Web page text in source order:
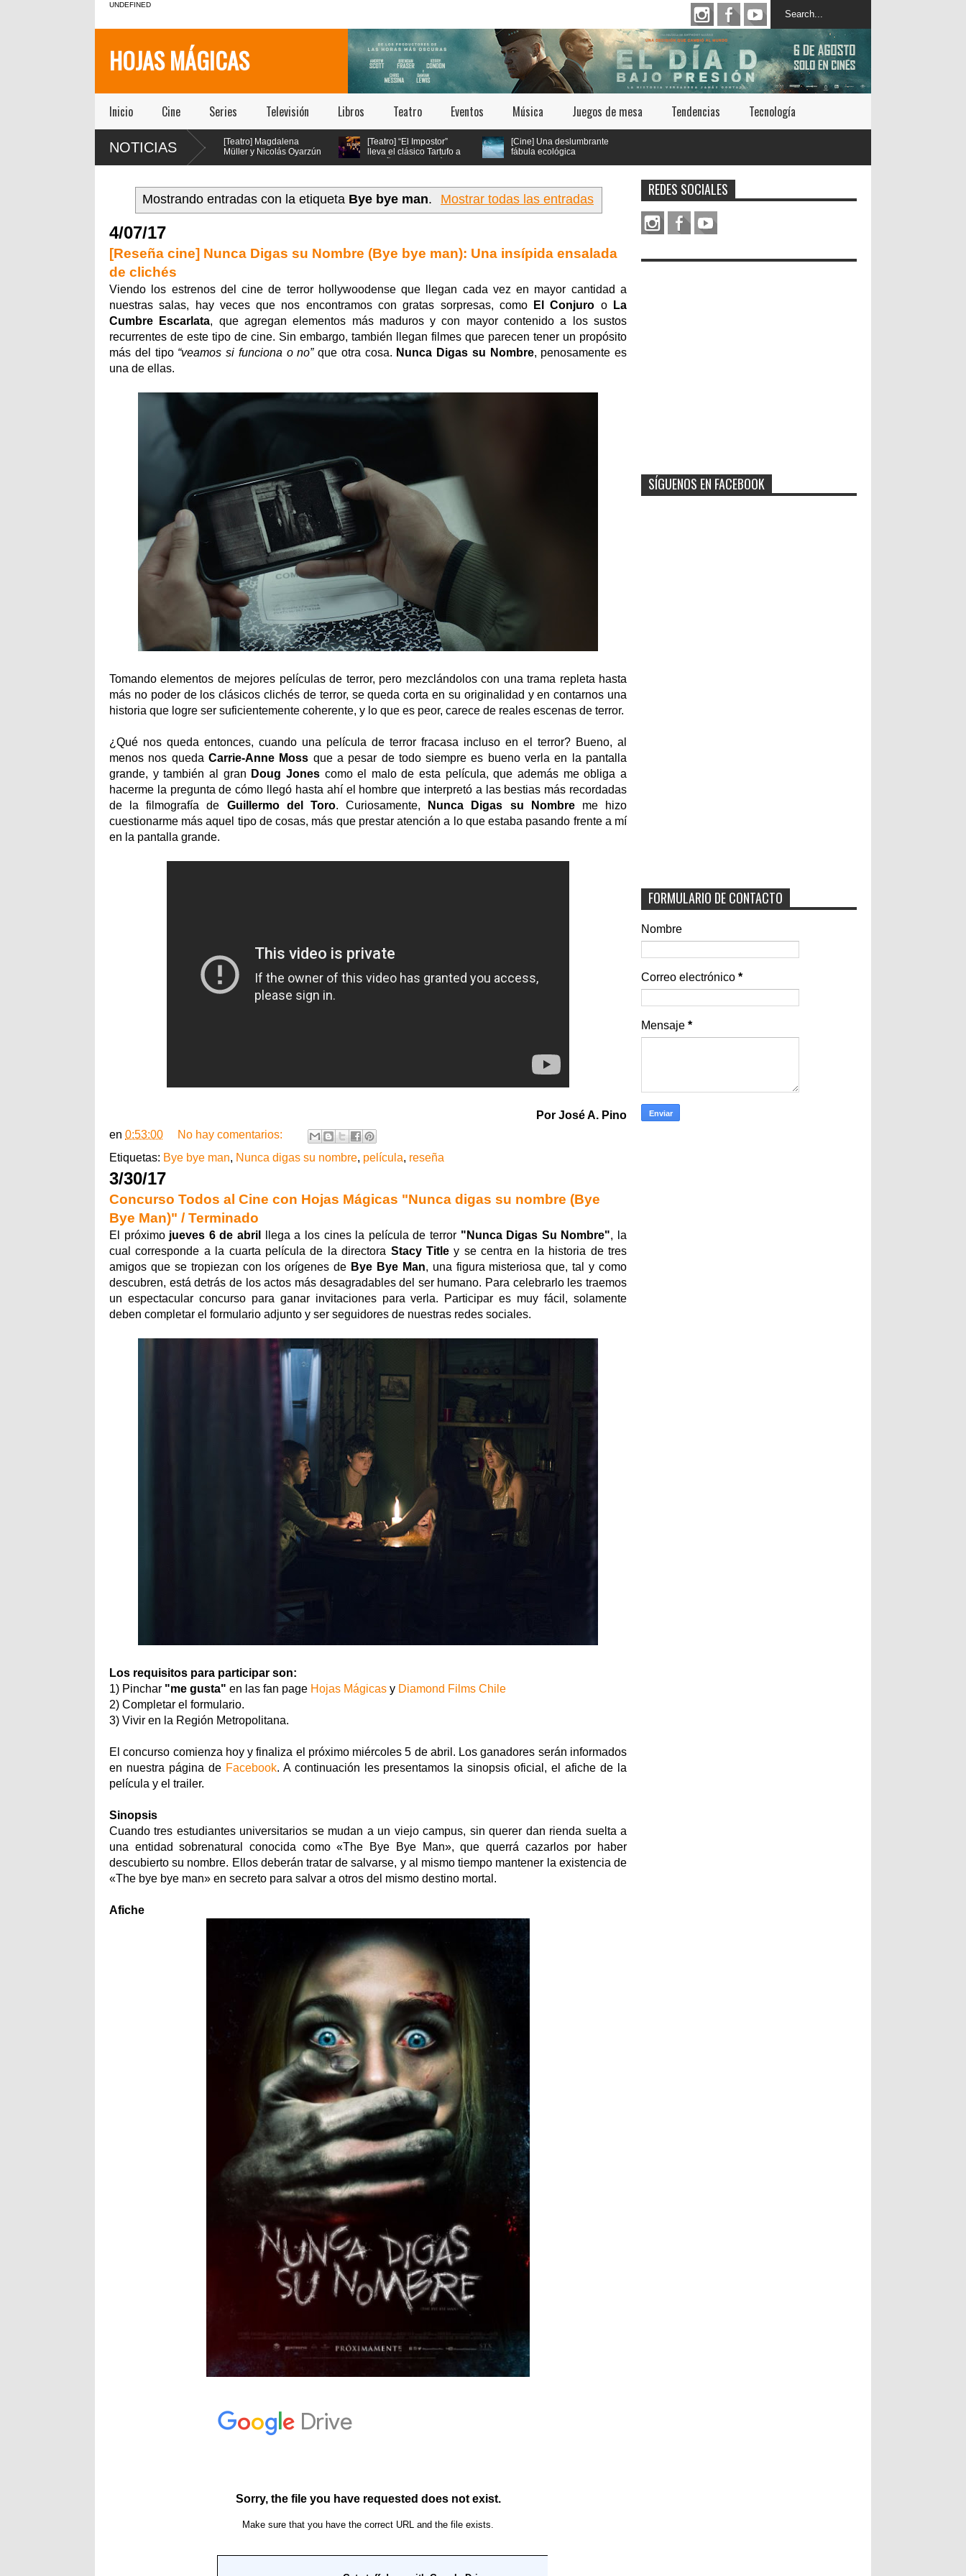
UNDEFINED
HOJAS MÁGICAS
Inicio Cine Series Televisión Libros Teatro Eventos Música Juegos de mesa Tendencias Tecnología
NOTICIAS
[Teatro] María Gracia
Omegna protagoniza
[Teatro] Magdalena
Müller y Nicolás Oyarzún
protagonizan el regreso
[Teatro] “El Impostor”
lleva el clásico Tartufo a
[Cine] Una deslumbrante
fábula ecológica
Mostrando entradas con la etiqueta Bye bye man. Mostrar todas las entradas
4/07/17
[Reseña cine] Nunca Digas su Nombre (Bye bye man): Una insípida ensalada
de clichés
Viendo los estrenos del cine de terror hollywoodense que llegan cada vez en mayor cantidad a
nuestras salas, hay veces que nos encontramos con gratas sorpresas, como
El Conjuro o
La
Cumbre Escarlata, que agregan elementos más maduros y con mayor contenido a los sustos
recurrentes de este tipo de cine. Sin embargo, también llegan filmes que parecen tener un propósito
más del tipo “veamos si funciona o no”que otra cosa. Nunca Digas su Nombre, penosamente es
una de ellas.
Tomando elementos de mejores películas de terror, pero mezclándolos con una trama repleta hasta
más no poder de los clásicos clichés de terror, se queda corta en su originalidad y en contarnos una
historia que logre ser suficientemente coherente, y lo que es peor, carece de reales escenas de terror.
¿Qué nos queda entonces, cuando una película de terror fracasa incluso en el terror? Bueno, al
menos nos queda Carrie-Anne Moss que a pesar de todo siempre es bueno verla en la pantalla
grande, y también al gran Doug Jonescomo el malo de esta película, que además me obliga a
hacerme la pregunta de cómo llegó hasta ahí el hombre que interpretó a las bestias más recordadas
de la filmografía de Guillermo del Toro. Curiosamente, Nunca Digas su Nombreme hizo
cuestionarme más aquel tipo de cosas, más que prestar atención a lo que estaba pasando frente a mí
en la pantalla grande.
Por José A. Pino
en 0:53:00
No hay comentarios:
Etiquetas: Bye bye man, Nunca digas su nombre, película, reseña
3/30/17
Concurso Todos al Cine con Hojas Mágicas "Nunca digas su nombre (Bye
Bye Man)" / Terminado
El próximo jueves 6 de abril llega a los cines la película de terror "Nunca Digas Su Nombre", la
cual corresponde a la cuarta película de la directora Stacy Titley se centra en la historia de tres
amigos que se tropiezan con los orígenes de Bye Bye Man, una figura misteriosa que, tal y como
descubren, está detrás de los actos más desagradables del ser humano. Para celebrarlo les traemos
un espectacular concurso para ganar invitaciones para verla. Participar es muy fácil, solamente
deben completar el formulario adjunto y ser seguidores de nuestras redes sociales.
Los requisitos para participar son:
1) Pinchar "me gusta" en las fan page Hojas Mágicas y Diamond Films Chile
2) Completar el formulario.
3) Vivir en la Región Metropolitana.
El concurso comienza hoy y finaliza el próximo miércoles 5 de abril. Los ganadores serán informados
en nuestra página de Facebook. A continuación les presentamos la sinopsis oficial, el afiche de la
película y el trailer.
Sinopsis
Cuando tres estudiantes universitarios se mudan a un viejo campus, sin querer dan rienda suelta a
una entidad sobrenatural conocida como «The Bye Bye Man», que querrá cazarlos por haber
descubierto su nombre. Ellos deberán tratar de salvarse, y al mismo tiempo mantener la existencia de
«The bye bye man» en secreto para salvar a otros del mismo destino mortal.
Afiche
REDES SOCIALES
SÍGUENOS EN FACEBOOK
FORMULARIO DE CONTACTO
Nombre
Correo electrónico *
Mensaje *